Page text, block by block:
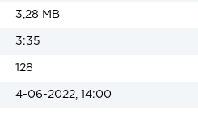
3,28 MB
3:35
128
4-06-2022, 14:00